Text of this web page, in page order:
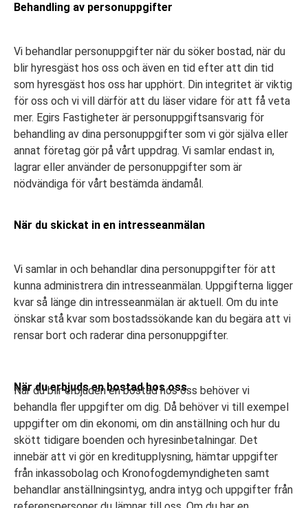
Behandling av personuppgifter
Vi behandlar personuppgifter när du söker bostad, när du
blir hyresgäst hos oss och även en tid efter att din tid
som hyresgäst hos oss har upphört. Din integritet är viktig
för oss och vi vill därför att du läser vidare för att få veta
mer. Egirs Fastigheter är personuppgiftsansvarig för
behandling av dina personuppgifter som vi gör själva eller
annat företag gör på vårt uppdrag. Vi samlar endast in,
lagrar eller använder de personuppgifter som är
nödvändiga för vårt bestämda ändamål.
När du skickat in en intresseanmälan
Vi samlar in och behandlar dina personuppgifter för att
kunna administrera din intresseanmälan. Uppgifterna ligger
kvar så länge din intresseanmälan är aktuell. Om du inte
önskar stå kvar som bostadssökande kan du begära att vi
rensar bort och raderar dina personuppgifter.
När du erbjuds en bostad hos oss
När du blir erbjuden en bostad hos oss behöver vi
behandla fler uppgifter om dig. Då behöver vi till exempel
uppgifter om din ekonomi, om din anställning och hur du
skött tidigare boenden och hyresinbetalningar. Det
innebär att vi gör en kreditupplysning, hämtar uppgifter
från inkassobolag och Kronofogdemyndigheten samt
behandlar anställningsintyg, andra intyg och uppgifter från